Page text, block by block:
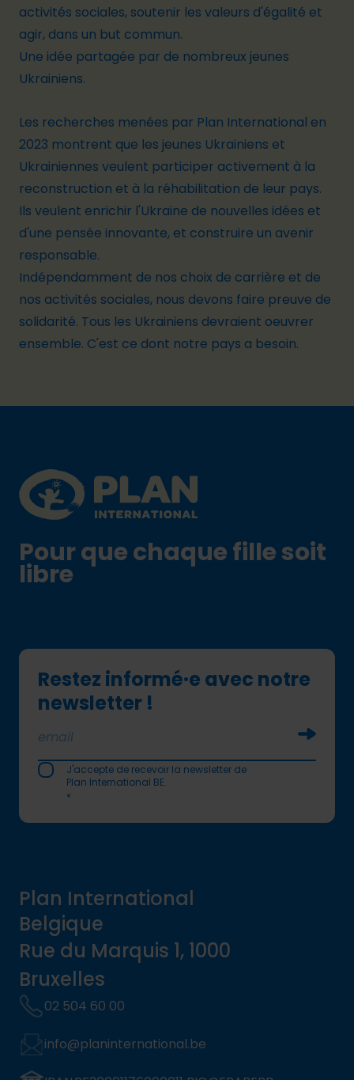
activités sociales, soutenir les valeurs d'égalité et
agir, dans un but commun.
Une idée partagée par de nombreux jeunes
Ukrainiens.
Les recherches menées par Plan International en
2023 montrent que les jeunes Ukrainiens et
Ukrainiennes veulent participer activement à la
reconstruction et à la réhabilitation de leur pays.
Ils veulent enrichir l'Ukraine de nouvelles idées et
d'une pensée innovante, et construire un avenir
responsable.
Indépendamment de nos choix de carrière et de
nos activités sociales, nous devons faire preuve de
solidarité. Tous les Ukrainiens devraient oeuvrer
ensemble. C'est ce dont notre pays a besoin.
Plan International logo
Pour que chaque fille soit
libre
Restez informé·e avec notre
newsletter !
J'accepte de recevoir la newsletter de
Plan International BE.
*
Plan International
Belgique
Rue du Marquis 1, 1000
Bruxelles
02 504 60 00
info@planinternational.be